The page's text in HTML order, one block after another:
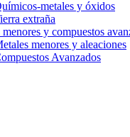
metales y óxidos
extraña
y compuestos
menores y aleaciones
Avanzados